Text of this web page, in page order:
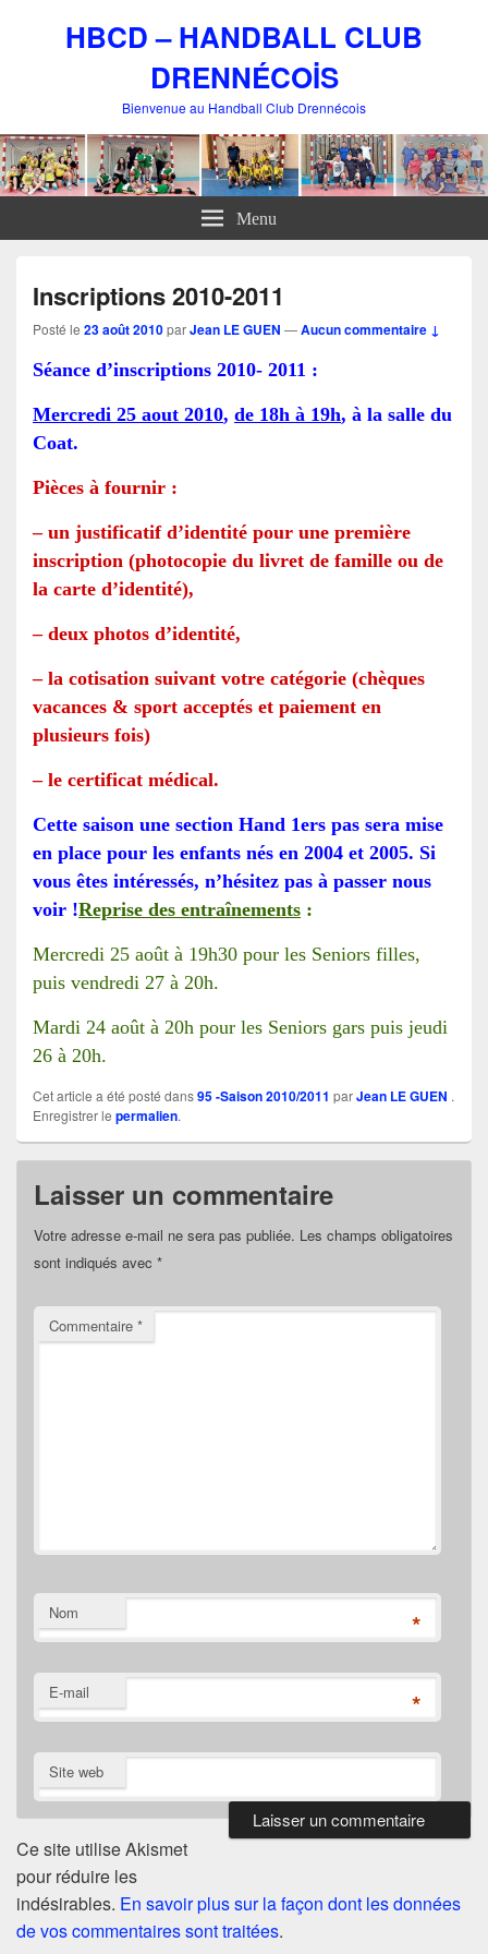
HBCD – HANDBALL CLUB
DRENNÉCOİS
Bienvenue au Handball Club Drennécois
Menu
Inscriptions 2010-2011
Posté le 23 août 2010parJean LE GUEN —Aucun commentaire ↓
Séance d’inscriptions 2010- 2011 :
Mercredi 25 aout 2010, de 18h à 19h, à la salle du
Coat.
Pièces à fournir :
– un justificatif d’identité pour une première
inscription (photocopie du livret de famille ou de
la carte d’identité),
– deux photos d’identité,
– la cotisation suivant votre catégorie (chèques
vacances & sport acceptés et paiement en
plusieurs fois)
–le certificat médical.
Cette saison une section Hand 1ers pas sera mise
en place pour les enfants nés en 2004 et 2005. Si
vous êtes intéressés, n’hésitez pas à passer nous
voir !Reprise des entraînements :
Mercredi 25 août à 19h30 pour les Seniors filles,
puis vendredi 27 à 20h.
Mardi 24 août à 20h pour les Seniors gars puis jeudi
26 à 20h.
Cet article a été posté dans95 -Saison 2010/2011 parJean LE GUEN .
Enregistrer le permalien.
Laisser un commentaire
Votre adresse e-mail ne sera pas publiée. Les champs obligatoires
sont indiqués avec *
Commentaire *
Nom *
E-mail *
Site web
Ce site utilise Akismet
pour réduire les
indésirables. En savoir plus sur la façon dont les données
de vos commentaires sont traitées.